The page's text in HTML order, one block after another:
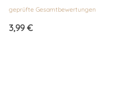
mit
von 5
geprüfte Gesamtbewertungen
3,99€